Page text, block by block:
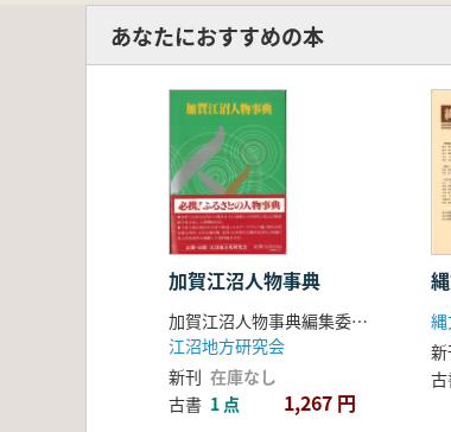
あなたにおすすめの本
加賀江沼人物事典
加賀江沼人物事典編集委員会編
江沼地方研究会
新刊 在庫なし
古書 1 点 1,267 円
新